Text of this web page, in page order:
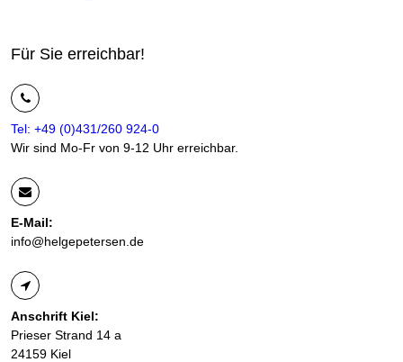
Für Sie erreichbar!
Tel: +49 (0)431/260 924-0
Wir sind Mo-Fr von 9-12 Uhr erreichbar.
E-Mail:
info@helgepetersen.de
Anschrift Kiel:
Prieser Strand 14 a
24159 Kiel